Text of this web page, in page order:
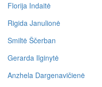
Florija Indaitė
Rigida Janulionė
Smiltė Ščerban
Gerarda Ilginytė
Anzhela Dargenavičienė